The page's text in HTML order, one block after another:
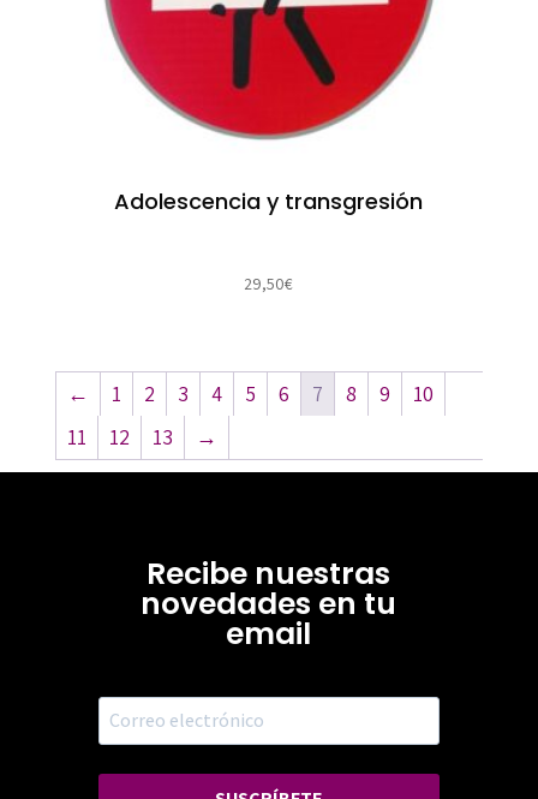
Adolescencia y transgresión
29,50€
← 1 2 3 4 5 6 7 8 9
10
11
12 13 →
Recibe nuestras
novedades en tu
email